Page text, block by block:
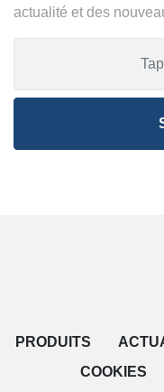
actualité et des
PRODUITS
COOKIES